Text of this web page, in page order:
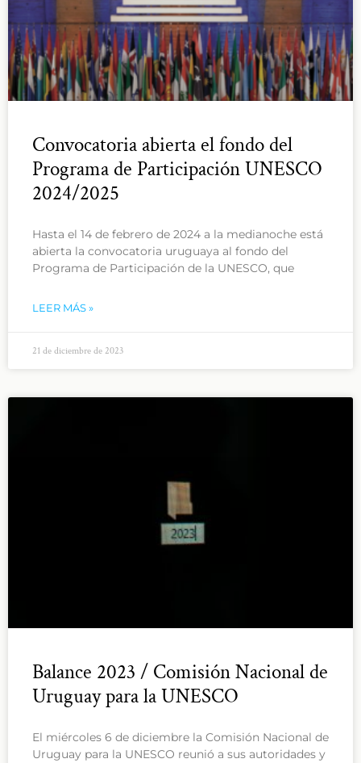
Convocatoria abierta el fondo del
Programa de Participación UNESCO
2024/2025
Hasta el 14 de febrero de 2024 a la medianoche está
abierta la convocatoria uruguaya al fondo del
Programa de Participación de la UNESCO, que
LEER MÁS »
21 de diciembre de 2023
Balance 2023 / Comisión Nacional de
Uruguay para la UNESCO
El miércoles 6 de diciembre la Comisión Nacional de
Uruguay para la UNESCO reunió a sus autoridades y